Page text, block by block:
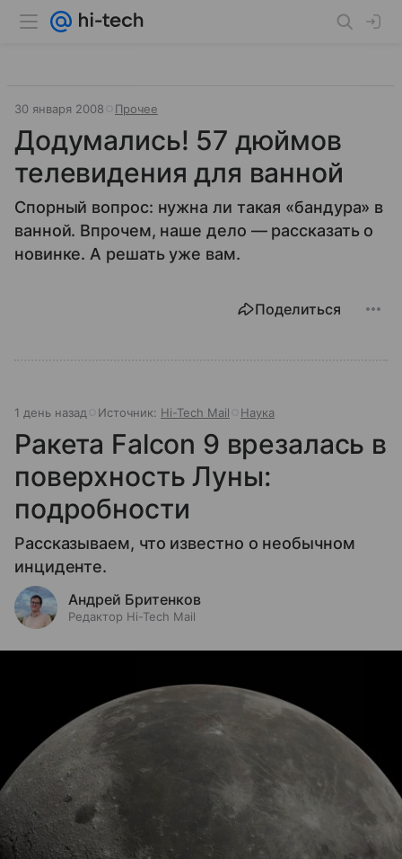
30 января 2008 Прочее
Додумались! 57 дюймов
телевидения для ванной
Спорный вопрос: нужна ли такая «бандура» в
ванной. Впрочем, наше дело — рассказать о
новинке. А решать уже вам.
Поделиться
1 день назад Источник: Hi-Tech Mail Наука
Ракета Falcon 9 врезалась в
поверхность Луны:
подробности
Рассказываем, что известно о необычном
инциденте.
Андрей Бритенков
Редактор Hi-Tech Mail